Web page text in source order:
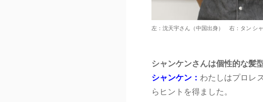
左：沈天宇さん（中国出身） 右：タン シャ
シャンケンさんは個性的な髪
シャンケン： わたしはプロレ
らヒントを得ました。